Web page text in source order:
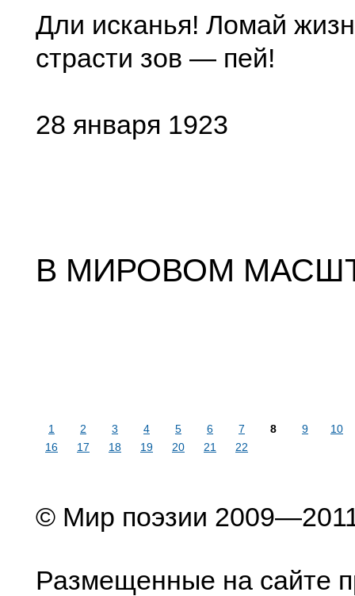
Дли исканья! Ломай
страсти зов — пей!
28 января 1923
В МИРОВОМ
1 2 3 4 5 6 7 8 9
10
16
17 18 19 20 21 22
© Мир поэзии
Размещенные на сайте